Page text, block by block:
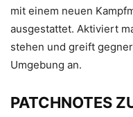
mit einem neuen
ausgestattet. Aktiviert
stehen und greift
Umgebung an.
PATCHNOTES